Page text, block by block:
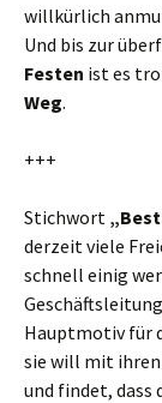
willkürlich
Und bis zur
Festen ist es
Weg.
+++
Stichwort
derzeit viele
schnell einig
Hauptmotiv für
sie will mit ihren
und findet, dass